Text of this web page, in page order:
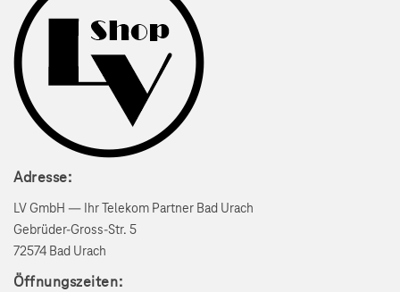
Adresse:
LV GmbH — Ihr Telekom Partner Bad Urach
Gebrüder-Gross-Str. 5
72574 Bad Urach
Öffnungszeiten: